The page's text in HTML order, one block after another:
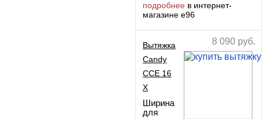
подробнее в интернет-
магазине e96
8 090 руб.
Вытяжка
Candy
CCE 16
X
Ширина
для